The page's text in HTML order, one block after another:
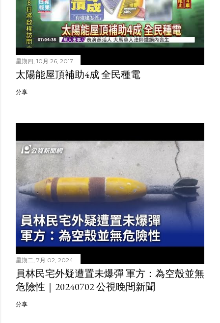
星期四, 10月 26, 2017
太陽能屋頂補助4成 全民種電
分享
星期二, 7月 02, 2024
員林民宅外疑遭置未爆彈 軍方：為空殼並無
危險性｜20240702 公視晚間新聞
分享